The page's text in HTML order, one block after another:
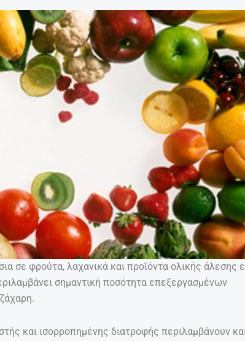
σε φρούτα, λαχανικά και προϊόντα ολικής άλεσης
σημαντική ποσότητα επεξεργασμένων
και ισορροπημένης διατροφής περιλαμβάνουν